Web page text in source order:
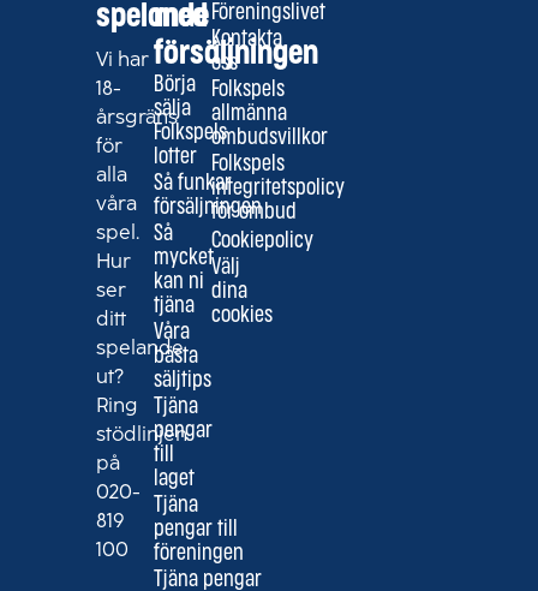
spelande
Vi har
18-
årsgräns
för
alla
våra
spel.
Hur
ser
ditt
spelande
ut?
Ring
stödlinjen
på
020-
819
100
med
försäljningen
Börja
sälja
Folkspels
lotter
Så funkar
försäljningen
Så
mycket
kan ni
tjäna
Våra
bästa
säljtips
Tjäna
pengar
till
laget
Tjäna
pengar till
föreningen
Tjäna pengar
Föreningslivet
Kontakta
oss
Folkspels
allmänna
ombudsvillkor
Folkspels
integritetspolicy
för ombud
Cookiepolicy
Välj
dina
cookies